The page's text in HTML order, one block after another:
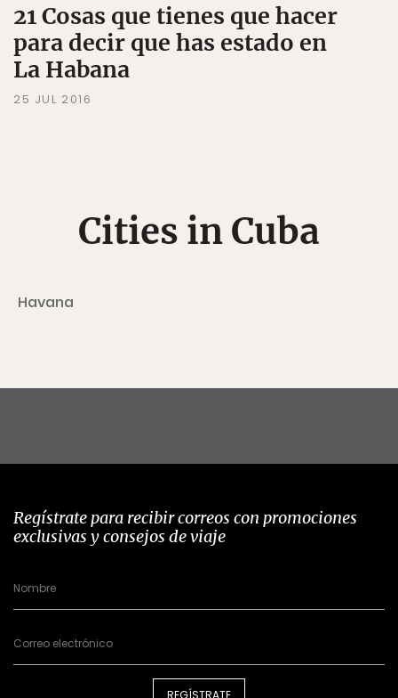
21 Cosas que tienes que hacer
para decir que has estado en
La Habana
25 JUL 2016
Cities in Cuba
Havana
Regístrate para recibir correos con promociones
exclusivas y consejos de viaje
REGÍSTRATE